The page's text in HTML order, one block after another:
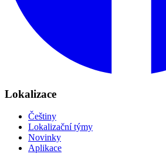
Lokalizace
Češtiny
Lokalizační týmy
Novinky
Aplikace